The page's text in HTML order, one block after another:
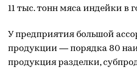
11 тыс. тонн мяса индейки в
У предприятия большой
продукции — порядка 80
продукция разделки,